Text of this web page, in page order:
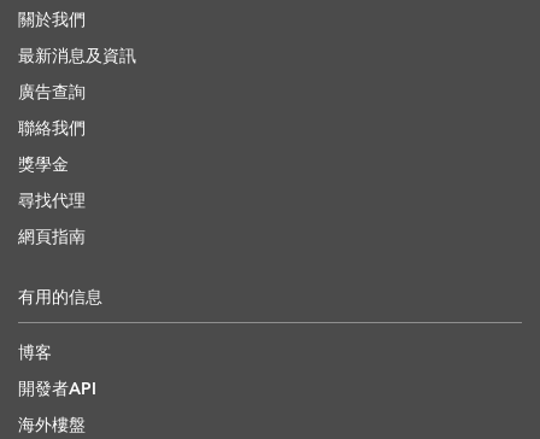
關於我們
最新消息及資訊
廣告查詢
聯絡我們
獎學金
尋找代理
網頁指南
有用的信息
博客
開發者API
海外樓盤